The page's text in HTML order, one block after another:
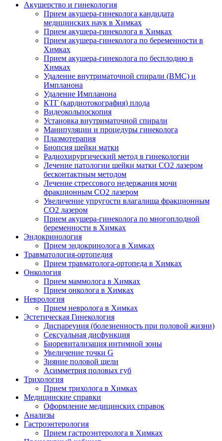
Акушерство и гинекология
Прием акушера-гинеколога кандидата
медицинских наук в Химках
Прием акушера-гинеколога в Химках
Прием акушера-гинеколога по беременности в
Химках
Прием акушера-гинеколога по бесплодию в
Химках
Удаление внутриматочной спирали (ВМС) и
Импланона
Удаление Импланона
КТГ (кардиотокография) плода
Видеокольпоскопия
Установка внутриматочной спирали
Манипуляции и процедуры гинеколога
Плазмотерапия
Биопсия шейки матки
Радиохирургический метод в гинекологии
Лечение патологии шейки матки CO2 лазером
бесконтактным методом
Лечение стрессового недержания мочи
фракционным CO2 лазером
Увеличение упругости влагалища фракционным
CO2 лазером
Прием акушера-гинеколога по многоплодной
беременности в Химках
Эндокринология
Прием эндокринолога в Химках
Травматология-ортопедия
Прием травматолога-ортопеда в Химках
Онкология
Прием маммолога в Химках
Прием онколога в Химках
Неврология
Прием невролога в Химках
Эстетическая Гинекология
Диспареуния (болезненность при половой жизни)
Сексуальная дисфункция
Биоревитализация интимной зоны
Увеличение точки G
Зияние половой щели
Асимметрия половых губ
Трихология
Прием трихолога в Химках
Медицинские справки
Оформление медицинских справок
Анализы
Гастроэнтерология
Прием гастроэнтеролога в Химках